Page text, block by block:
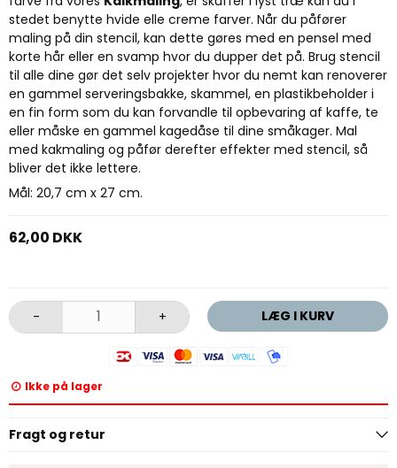
stedet benytte hvide elle creme farver. Når du påfører
maling på din stencil, kan dette gøres med en pensel med
korte hår eller en svamp hvor du dupper det på. Brug stencil
til alle dine gør det selv projekter hvor du nemt kan renoverer
en gammel serveringsbakke, skammel, en plastikbeholder i
en fin form som du kan forvandle til opbevaring af kaffe, te
eller måske en gammel kagedåse til dine småkager. Mal
med kakmaling og påfør derefter effekter med stencil, så
bliver det ikke lettere.
Mål: 20,7 cm x 27 cm.
62,00 DKK
- + LÆG I KURV
Ikke på lager
Fragt og retur